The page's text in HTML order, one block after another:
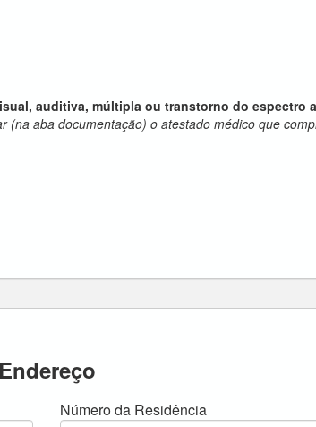
auditiva, múltipla ou transtorno do espectro
(na aba documentação) o atestado médico que
Endereço
Número da Residência